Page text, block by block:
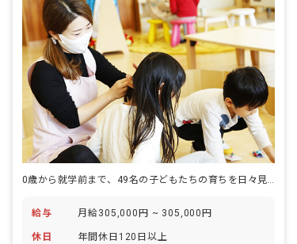
0歳から就学前まで、49名の子どもたちの育ちを日々見守れる認可保育園です。
給与 月給305,000円 ~ 305,000円
休日 年間休日120日以上